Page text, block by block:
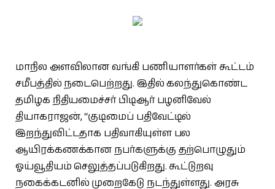
மாநில அளவிலான வங்கி பணியாளர்கள் கூட்டம்
சமீபத்தில் நடைபெற்றது. இதில் கலந்துகொண்ட
தமிழக நிதியமைச்சர் பிடிஆர் பழனிவேல்
தியாகராஜன், “குடிமைப் பதிவேட்டில்
இறந்துவிட்டதாக பதிவாகியுள்ள பல
ஆயிரக்கணக்கான நபர்களுக்கு தற்பொழுதும்
ஓய்வூதியம் செலுத்தப்படுகிறது. கூட்டுறவு
நகைக்கடனில் முறைகேடு நடந்துள்ளது. அரசு